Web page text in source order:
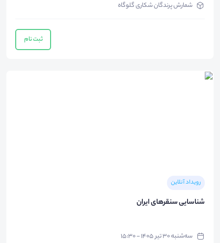
شمارش پرندگان شکاری گلوگاه
ثبت نام
رویداد آنلاین
شناسایی سنقرهای ایران
سه‌شنبه ۳۰ تیر ۱۴۰۵ - ۱۵:۳۰